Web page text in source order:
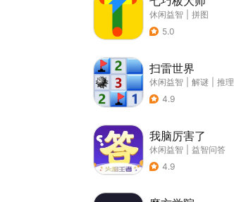
休闲益智
拼图
5.0
扫雷世界
休闲益智 解谜 推理
4.9
我脑厉害了
休闲益智
益智问答
4.9